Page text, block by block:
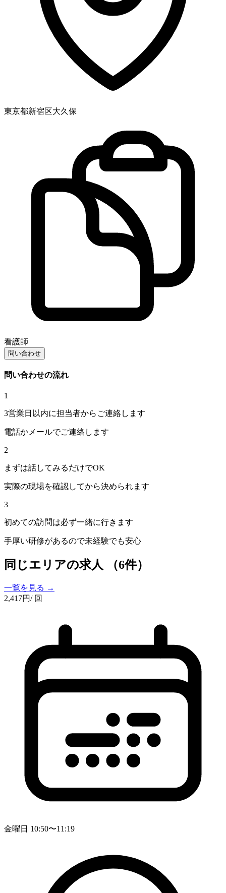
東京都新宿区大久保
看護師
問い合わせ
問い合わせの流れ
1
3営業日以内に担当者からご連絡します
電話かメールでご連絡します
2
まずは話してみるだけでOK
実際の現場を確認してから決められます
3
初めての訪問は必ず一緒に行きます
手厚い研修があるので未経験でも安心
同じエリアの求人 （6件）
一覧を見る →
2,417円/ 回
金曜日 10:50〜11:19